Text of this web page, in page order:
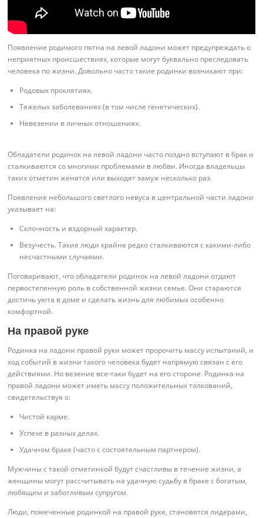
Появление родимого пятна на левой ладони может предупреждать о
неприятных происшествиях, которые могут буквально преследовать
человека по жизни. Довольно часто такие родинки возникают при:
Родовых проклятиях.
Тяжелых заболеваниях (в том числе генетических).
Невезении в личных отношениях.
Обладатели родинок на левой ладони часто поздно вступают в брак и
сталкиваются со многими проблемами в любви. Иногда владельцы
таких отметин женятся или выходят замуж несколько раз.
Появление небольшого светлого невуса в центральной части ладони
указывает на:
Склочность и вздорный характер.
Везучесть. Такие люди крайне редко сталкиваются с какими-либо
несчастными случаями.
Поговаривают, что обладатели родинок на левой ладони отдают
первостепенную роль в собственной жизни семье. Они стараются
достичь уюта в доме и сделать жизнь для любимых особенно
комфортной.
На правой руке
Родинка на ладони правой руки может пророчить массу испытаний, и
ход событий в жизни такого человека будет напрямую связан с его
действиями. Но везение все-таки будет на его стороне. Родинка на
правой ладони может иметь массу положительных толкований,
свидетельствуя о:
Чистой карме.
Успехе в разных делах.
Удачном браке (часто с состоятельным партнером).
Мужчины с такой отметинкой будут счастливы в течение жизни, а
женщины могут рассчитывать на удачную судьбу в браке с богатым,
любящим и заботливым супругом.
Люди, помеченные родинкой на правой руке, становятся лидерами,